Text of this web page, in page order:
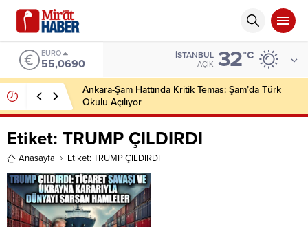
EURO
55,0690
İSTANBUL
AÇIK 32°C
Ankara-Şam Hattında Kritik Temas: Şam’da Türk
Okulu Açılıyor
Etiket: TRUMP ÇILDIRDI
Anasayfa Etiket: TRUMP ÇILDIRDI